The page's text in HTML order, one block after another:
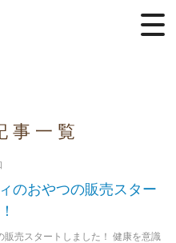
事一覧
のおやつの販売スター
販売スタートしました！ 健康を意識